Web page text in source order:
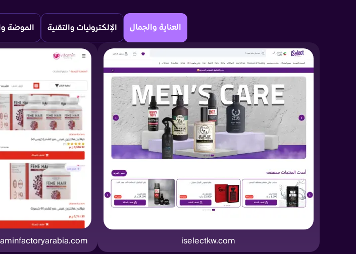
العناية والجمال الإلكترونيات والتقنية الموضة
iselectkw.com